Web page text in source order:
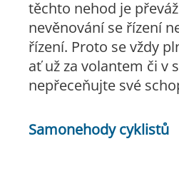
těchto nehod je
nevěnování se řízení
řízení. Proto se vždy
ať už za volantem či v
nepřeceňujte své
Samonehody cyklistů